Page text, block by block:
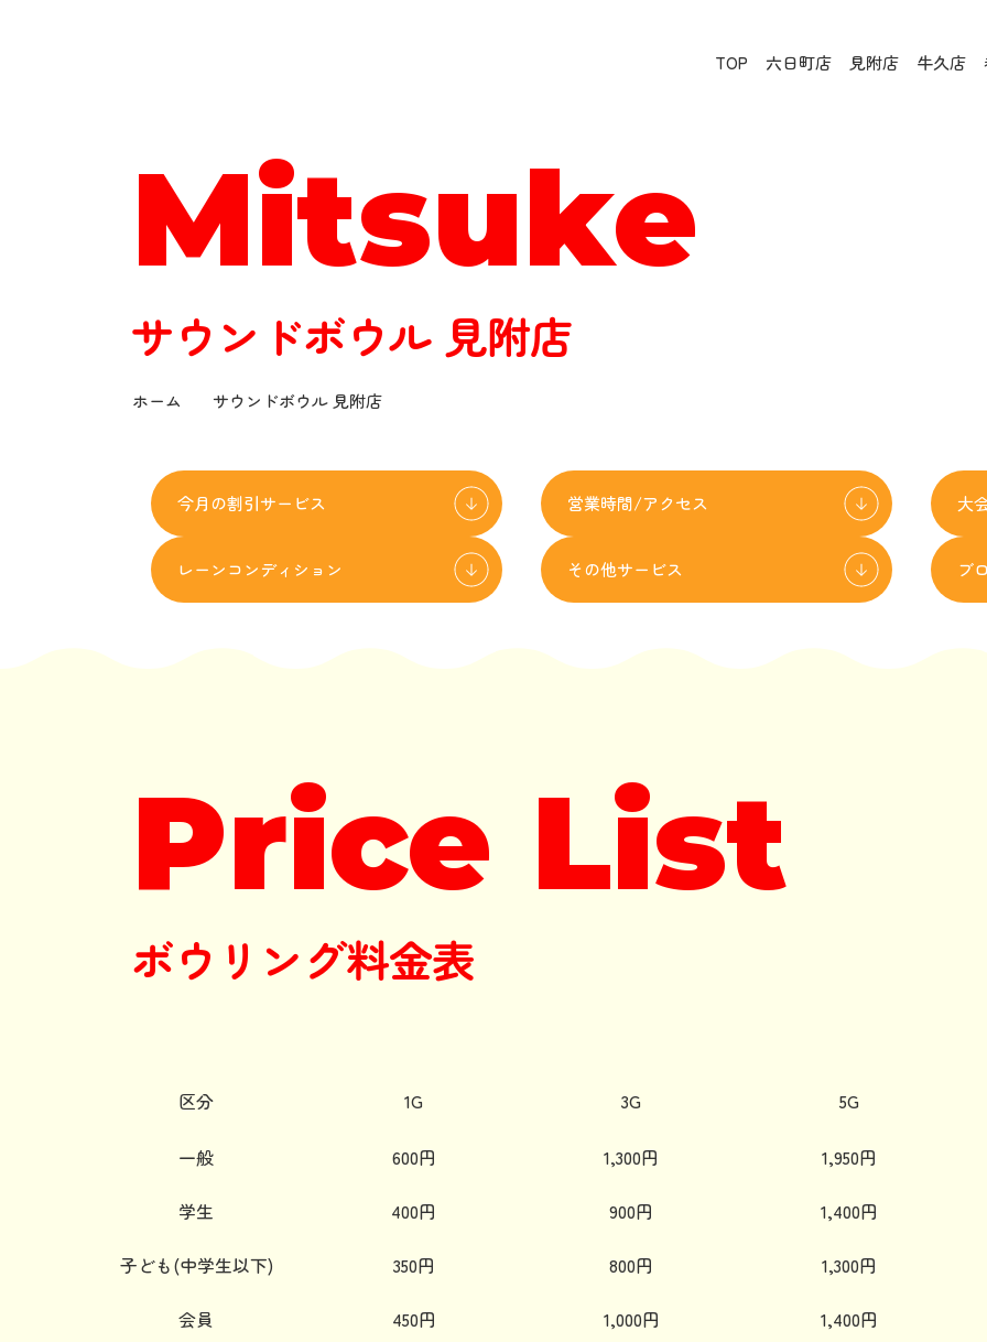
TOP 六日町店 見附店 牛久店
Mitsuke
サウンドボウル 見附店
ホーム サウンドボウル 見附店
今月の割引サービス 営業時間/アクセス 大
レーンコンディション その他サービス ブ
Price List
ボウリング料金表
区分 1G 3G 5G
一般
学生
子ども(中学生以下)
会員
600円
400円
350円
450円
1,300円
900円
800円
1,000円
1,950円
1,400円
1,300円
1,400円